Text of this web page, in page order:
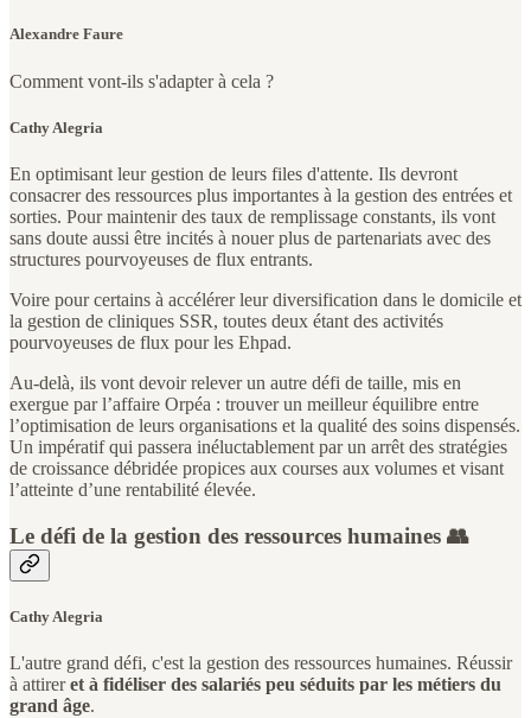
Alexandre Faure
Comment vont-ils s'adapter à cela ?
Cathy Alegria
En optimisant leur gestion de leurs files d'attente. Ils devront
consacrer des ressources plus importantes à la gestion des entrées et
sorties. Pour maintenir des taux de remplissage constants, ils vont
sans doute aussi être incités à nouer plus de partenariats avec des
structures pourvoyeuses de flux entrants.
Voire pour certains à accélérer leur diversification dans le domicile et
la gestion de cliniques SSR, toutes deux étant des activités
pourvoyeuses de flux pour les Ehpad.
Au-delà, ils vont devoir relever un autre défi de taille, mis en
exergue par l’affaire Orpéa : trouver un meilleur équilibre entre
l’optimisation de leurs organisations et la qualité des soins dispensés.
Un impératif qui passera inéluctablement par un arrêt des stratégies
de croissance débridée propices aux courses aux volumes et visant
l’atteinte d’une rentabilité élevée.
Le défi de la gestion des ressources humaines 👥
Cathy Alegria
L'autre grand défi, c'est la gestion des ressources humaines. Réussir
à attireret à fidéliser des salariés peu séduits par les métiers du
grand âge.